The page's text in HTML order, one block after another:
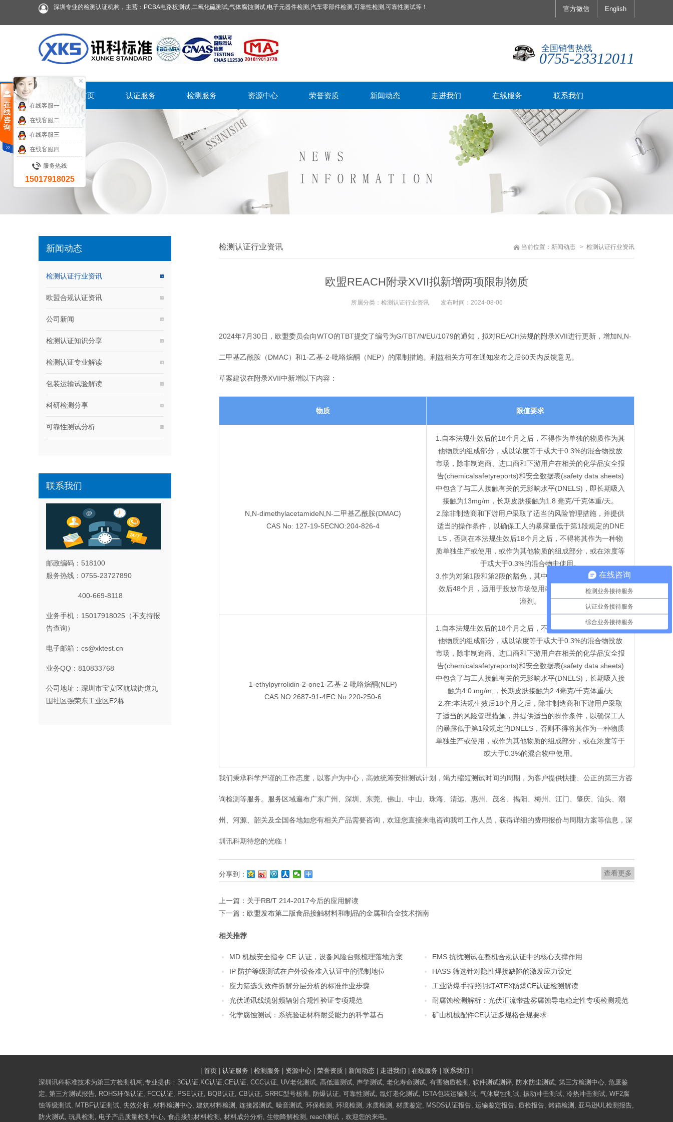
官方微信 English
深圳专业的检测认证机构，主营：PCBA电路板测试,二氧化硫测试,气体腐蚀测试,电子元器件检测,汽车零部件检测,可靠性检测,可靠性测试等！
全国销售热线
0755-23312011
首页 认证服务 检测服务 资源中心 荣誉资质 新闻动态 走进我们 在线服务 联系我们
新闻动态
检测认证行业资讯
欧盟合规认证资讯
公司新闻
检测认证知识分享
检测认证专业解读
包装运输试验解读
科研检测分享
可靠性测试分析
联系我们
邮政编码：518100
服务热线：0755-23727890
400-669-8118
业务手机：15017918025（不支持报
告查询）
电子邮箱：cs@xktest.cn
业务QQ：810833768
公司地址：深圳市宝安区航城街道九
围社区强荣东工业区E2栋
当前位置： 新闻动态 检测认证行业资讯
检测认证行业资讯
欧盟REACH附录XVII拟新增两项限制物质
所属分类： 检测认证行业资讯 发布时间： 2024-08-06
2024年7月30日，欧盟委员会向WTO的TBT提交了编号为G/TBT/N/EU/1079的通知，拟对REACH法规的附录XVII进行更新，增加N,N-
二甲基乙酰胺（DMAC）和1-乙基-2-吡咯烷酮（NEP）的限制措施。利益相关方可在通知发布之后60天内反馈意见。
草案建议在附录XVII中新增以下内容：
物质 限值要求
N,N-dimethylacetamideN,N-二甲基乙酰胺(DMAC)
CAS No: 127-19-5ECNO:204-826-4
1.自本法规生效后的18个月之后，不得作为单独的物质作为其
他物质的组成部分，或以浓度等于或大于0.3%的混合物投放
市场，除非制造商、进口商和下游用户在相关的化学品安全报
告(chemicalsafetyreports)和安全数据表(safety data sheets)
中包含了与工人接触有关的无影响水平(DNELS)，即长期吸入
接触为13mg/m，长期皮肤接触为1.8 毫克/千克体重/天。
2.除非制造商和下游用户采取了适当的风险管理措施，并提供
适当的操作条件，以确保工人的暴露量低于第1段规定的DNE
LS，否则在本法规生效后18个月之后，不得将其作为一种物
质单独生产或使用，或作为其他物质的组成部分，或在浓度等
于或大于0.3%的混合物中使用。
3.作为对第1段和第2段的豁免，其中规定的义务将从本法规生
效后48个月，适用于投放市场使用或用作人造纤维生产中的
溶剂。
1-ethylpyrrolidin-2-one1-乙基-2-吡咯烷酮(NEP)
CAS NO:2687-91-4EC No:220-250-6
1.自本法规生效后的18个月之后，不得作为单独的物质作为其
他物质的组成部分，或以浓度等于或大于0.3%的混合物投放
市场，除非制造商、进口商和下游用户在相关的化学品安全报
告(chemicalsafetyreports)和安全数据表(safety data sheets)
中包含了与工人接触有关的无影响水平(DNELS)，长期吸入接
触为4.0 mg/m;，长期皮肤接触为2.4毫克/千克体重/天
2.在:本法规生效后18个月之后，除非制造商和下游用户采取
了适当的风险管理措施，并提供适当的操作条件，以确保工人
的暴露低于第1段规定的DNELS，否则不得将其作为一种物质
单独生产或使用，或作为其他物质的组成部分，或在浓度等于
或大于0.3%的混合物中使用。
我们秉承科学严谨的工作态度，以客户为中心，高效统筹安排测试计划，竭力缩短测试时间的周期，为客户提供快捷、公正的第三方咨
询检测等服务。服务区域遍布广东广州、深圳、东莞、佛山、中山、珠海、清远、惠州、茂名、揭阳、梅州、江门、肇庆、汕头、潮
州、河源、韶关及全国各地如您有相关产品需要咨询，欢迎您直接来电咨询我司工作人员，获得详细的费用报价与周期方案等信息，深
圳讯科期待您的光临！
查看更多
分享到：
上一篇： 关于RB/T 214-2017今后的应用解读
下一篇： 欧盟发布第二版食品接触材料和制品的金属和合金技术指南
相关推荐
MD 机械安全指令 CE 认证，设备风险台账梳理落地方案
EMS 抗扰测试在整机合规认证中的核心支撑作用
IP 防护等级测试在户外设备准入认证中的强制地位
HASS 筛选针对隐性焊接缺陷的激发应力设定
应力筛选失效件拆解分层分析的标准作业步骤
工业防爆手持照明灯ATEX防爆CE认证检测解读
光伏通讯线缆射频辐射合规性验证专项规范
耐腐蚀检测解析：光伏汇流带盐雾腐蚀导电稳定性专项检测规范
化学腐蚀测试：系统验证材料耐受能力的科学基石
矿山机械配件CE认证多规格合规要求
首页 认证服务 检测服务 资源中心 荣誉资质 新闻动态 走进我们 在线服务 联系我们
深圳讯科标准技术为第三方检测机构,专业提供：3C认证,KC认证,CE认证, CCC认证, UV老化测试, 高低温测试, 声学测试, 老化寿命测试, 有害物质检测, 软件测试测评, 防水防尘测试, 第三方检测中心, 危废鉴
定, 第三方测试报告, ROHS环保认证, FCC认证, PSE认证, BQB认证, CB认证, SRRC型号核准, 防爆认证, 可靠性测试, 氙灯老化测试, ISTA包装运输测试, 气体腐蚀测试, 振动冲击测试, 冷热冲击测试, WF2腐
蚀等级测试, MTBF认证测试, 失效分析, 材料检测中心, 建筑材料检测, 连接器测试, 噪音测试, 环保检测, 环境检测, 水质检测, 材质鉴定, MSDS认证报告, 运输鉴定报告, 质检报告, 烤箱检测, 亚马逊UL检测报告,
防火测试, 玩具检测, 电子产品质量检测中心, 食品接触材料检测, 材料成分分析, 生物降解检测, reach测试，欢迎您的来电。
在
线
咨
询
在线客服一
在线客服二
在线客服三
在线客服四
服务热线
15017918025
在线咨询
检测业务接待服务
认证业务接待服务
综合业务接待服务